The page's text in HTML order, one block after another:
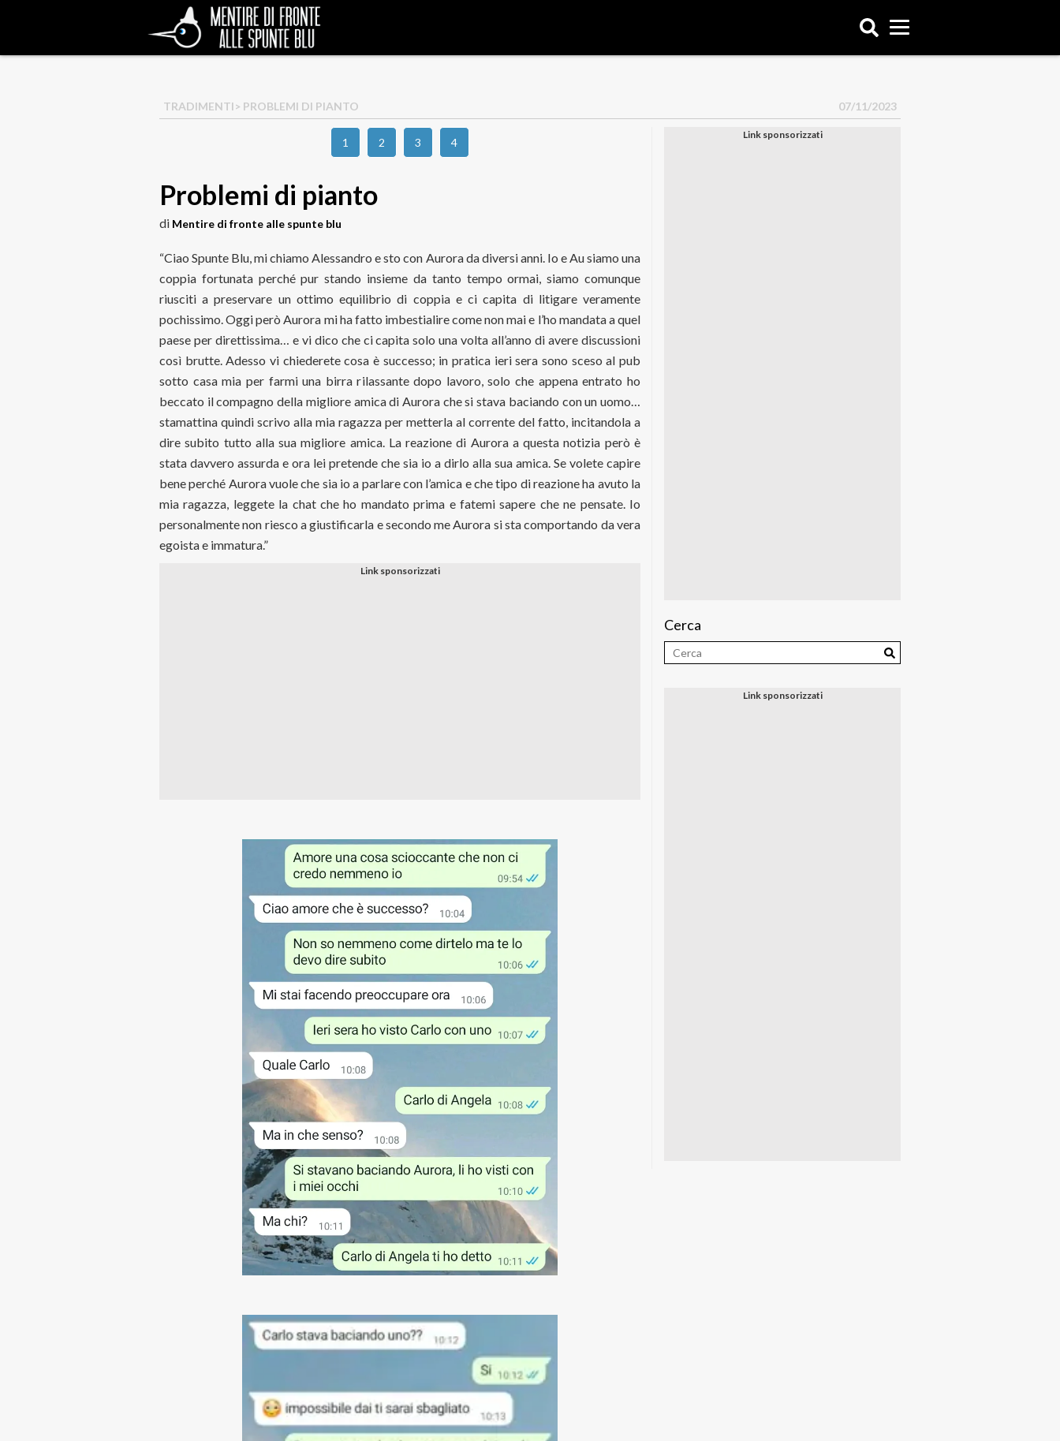
TRADIMENTI> PROBLEMI DI PIANTO 07/11/2023
1 2 3 4
Problemi di pianto
di Mentire di fronte alle spunte blu
“Ciao Spunte Blu, mi chiamo Alessandro e sto con Aurora da diversi anni. Io e Au siamo una
coppia fortunata perché pur stando insieme da tanto tempo ormai, siamo comunque
riusciti a preservare un ottimo equilibrio di coppia e ci capita di litigare veramente
pochissimo. Oggi però Aurora mi ha fatto imbestialire come non mai e l’ho mandata a quel
paese per direttissima… e vi dico che ci capita solo una volta all’anno di avere discussioni
così brutte. Adesso vi chiederete cosa è successo; in pratica ieri sera sono sceso al pub
sotto casa mia per farmi una birra rilassante dopo lavoro, solo che appena entrato ho
beccato il compagno della migliore amica di Aurora che si stava baciando con un uomo…
stamattina quindi scrivo alla mia ragazza per metterla al corrente del fatto, incitandola a
dire subito tutto alla sua migliore amica. La reazione di Aurora a questa notizia però è
stata davvero assurda e ora lei pretende che sia io a dirlo alla sua amica. Se volete capire
bene perché Aurora vuole che sia io a parlare con l’amica e che tipo di reazione ha avuto la
mia ragazza, leggete la chat che ho mandato prima e fatemi sapere che ne pensate. Io
personalmente non riesco a giustificarla e secondo me Aurora si sta comportando da vera
egoista e immatura.”
Cerca